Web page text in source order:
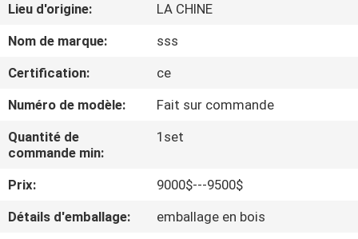
PRODUITS
À
DE
NOUS
Lieu d'origine:
LA CHINE
Nom de marque:
sss
Certification:
ce
Numéro de modèle:
Fait sur commande
Quantité de
commande min:
1set
Prix:
9000$---9500$
Détails d'emballage:
emballage en bois